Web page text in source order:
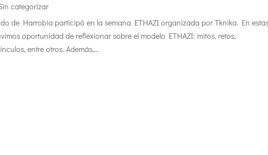
categorizar
de Harrobia participó en la semana ETHAZI organizada por Tknika. En
oportunidad de reflexionar sobre el modelo ETHAZI: mitos, retos,
entre otros. Además,...